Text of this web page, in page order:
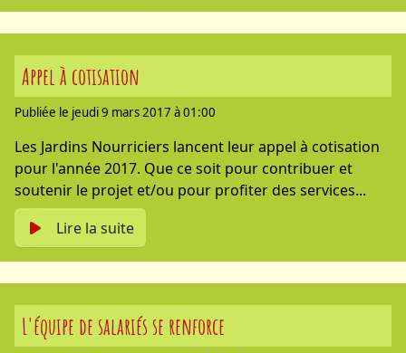
Appel à cotisation
Publiée le jeudi 9 mars 2017 à 01:00
Les Jardins Nourriciers lancent leur appel à cotisation
pour l'année 2017. Que ce soit pour contribuer et
soutenir le projet et/ou pour profiter des services...
Lire la suite
L'équipe de salariés se renforce